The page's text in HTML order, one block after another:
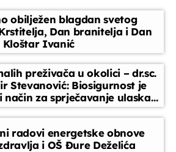
more_vert
glazbene hitove između
glazbe donosi lagane ritmove,
koje prate vaše svakodnevne
close
09:45
svakodnevne trenutke
obilježen blagdan svetog
Dan branitelja i Dan
Kloštar Ivanić
preživača u okolici – dr.sc.
Stevanović: Biosigurnost je
način za sprječavanje ulaska
radovi energetske obnove
i OŠ Đure Deželića